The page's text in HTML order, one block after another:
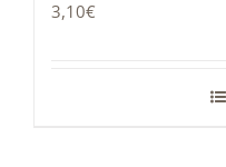
3,10€